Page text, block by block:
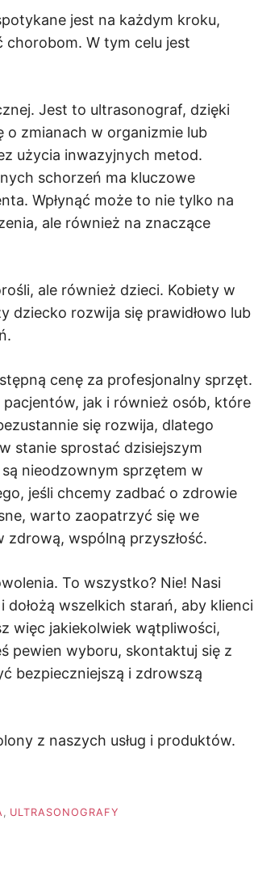
jest na każdym kroku,
W tym celu jest
Jest to ultrasonograf, dzięki
o zmianach w organizmie lub
użycia inwazyjnych metod.
schorzeń ma kluczowe
Wpłynąć może to nie tylko na
ale również na znaczące
ale również dzieci. Kobiety w
dziecko rozwija się prawidłowo lub
cenę za profesjonalny sprzęt.
jak i również osób, które
się rozwija, dlatego
stanie sprostać dzisiejszym
nieodzownym sprzętem w
jeśli chcemy zadbać o zdrowie
warto zaopatrzyć się we
zdrową, wspólną przyszłość.
To wszystko? Nie! Nasi
dołożą wszelkich starań, aby klienci
więc jakiekolwiek wątpliwości,
pewien wyboru, skontaktuj się z
bezpieczniejszą i zdrowszą
z naszych usług i produktów.
ULTRASONOGRAFY